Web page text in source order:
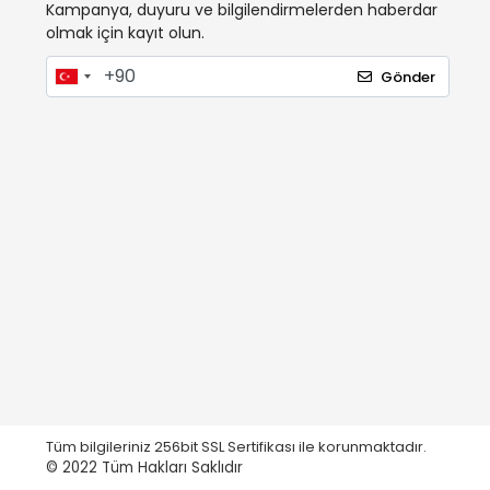
Kampanya, duyuru ve bilgilendirmelerden haberdar
olmak için kayıt olun.
Gönder
Tüm bilgileriniz 256bit SSL Sertifikası ile korunmaktadır.
© 2022 Tüm Hakları Saklıdır